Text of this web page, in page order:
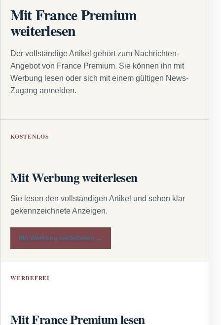
Mit France Premium
weiterlesen
Der vollständige Artikel gehört zum Nachrichten-
Angebot von France Premium. Sie können ihn mit
Werbung lesen oder sich mit einem gültigen News-
Zugang anmelden.
KOSTENLOS
Mit Werbung weiterlesen
Sie lesen den vollständigen Artikel und sehen klar
gekennzeichnete Anzeigen.
Mit Werbung weiterlesen →
WERBEFREI
Mit France Premium lesen